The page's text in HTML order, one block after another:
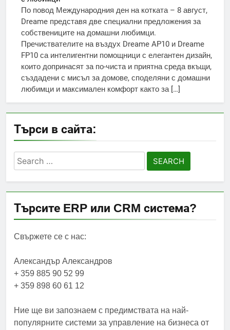
По повод Международния ден на котката – 8 август,
Dreame представя две специални предложения за
собствениците на домашни любимци.
Пречиствателите на въздух Dreame AP10 и Dreame
FP10 са интелигентни помощници с елегантен дизайн,
които допринасят за по-чиста и приятна среда вкъщи,
създадени с мисъл за домове, споделяни с домашни
любимци и максимален комфорт както за […]
Търси в сайта:
Search
for:
Търсите ERP или CRM система?
Свържете се с нас:
Александър Александров
+ 359 885 90 52 99
+ 359 898 60 61 12
Ние ще ви запознаем с предимствата на най-
популярните системи за управление на бизнеса от